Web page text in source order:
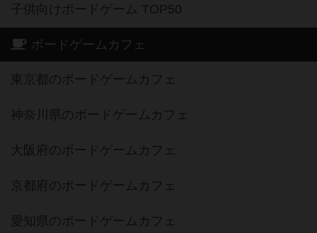
子供向けボードゲーム TOP50
ボードゲームカフェ
東京都のボードゲームカフェ
神奈川県のボードゲームカフェ
大阪府のボードゲームカフェ
京都府のボードゲームカフェ
愛知県のボードゲームカフェ